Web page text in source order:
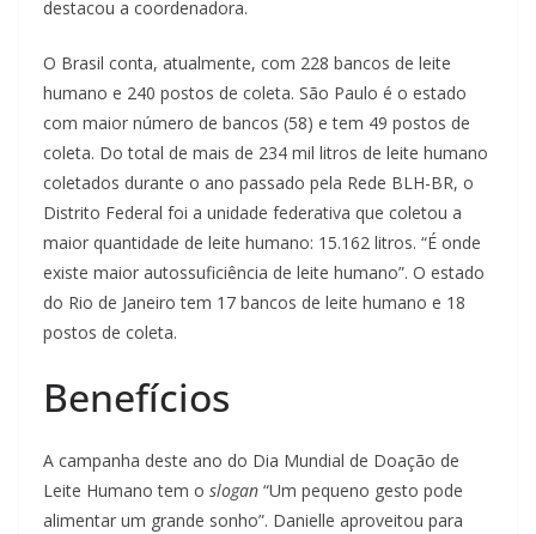
destacou a coordenadora.
O Brasil conta, atualmente, com 228 bancos de leite
humano e 240 postos de coleta. São Paulo é o estado
com maior número de bancos (58) e tem 49 postos de
coleta. Do total de mais de 234 mil litros de leite humano
coletados durante o ano passado pela Rede BLH-BR, o
Distrito Federal foi a unidade federativa que coletou a
maior quantidade de leite humano: 15.162 litros. “É onde
existe maior autossuficiência de leite humano”. O estado
do Rio de Janeiro tem 17 bancos de leite humano e 18
postos de coleta.
Benefícios
A campanha deste ano do Dia Mundial de Doação de
Leite Humano tem o slogan “Um pequeno gesto pode
alimentar um grande sonho”. Danielle aproveitou para